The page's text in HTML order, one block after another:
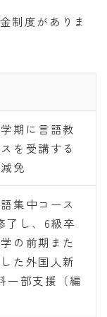
制度がありま
期に言語教
を受講する
免
集中コース
了し、6級卒
の前期また
た外国人新
一部支援（編